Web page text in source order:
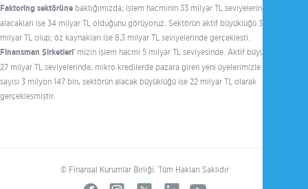
Faktoring sektörüne baktığımızda; işlem hacminin 33 milyar TL seviyelerinde,
alacakları ise 34 milyar TL olduğunu görüyoruz. Sektörün aktif büyüklüğü 37
milyar TL olup; öz kaynakları ise 8,3 milyar TL seviyelerinde gerçekleşti.
Finansman Şirketleri’ mizin işlem hacmi 5 milyar TL seviyesinde. Aktif büyüklüğü
27 milyar TL seviyelerinde, mikro kredilerde pazara giren yeni üyelerimizle müşteri
sayısı 3 milyon 147 bin, sektörün alacak büyüklüğü ise 22 milyar TL olarak
gerçekleşmiştir.
© Finansal Kurumlar Birliği. Tüm Hakları Saklıdır